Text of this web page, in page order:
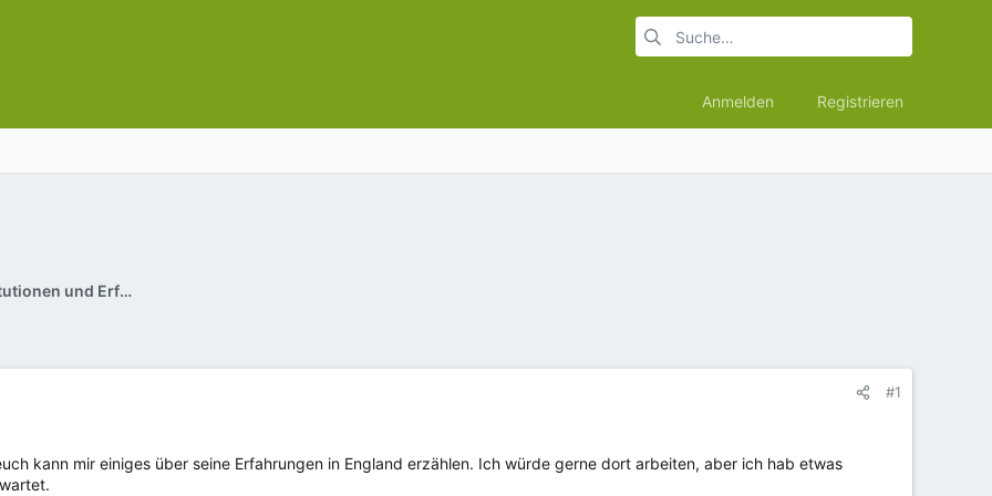
Anmelden Registrieren
Ansprechpartner / Institutionen und Erfahrungsberichte
#1
kann mir einiges über seine Erfahrungen in England erzählen. Ich würde gerne dort arbeiten, aber ich hab etwas